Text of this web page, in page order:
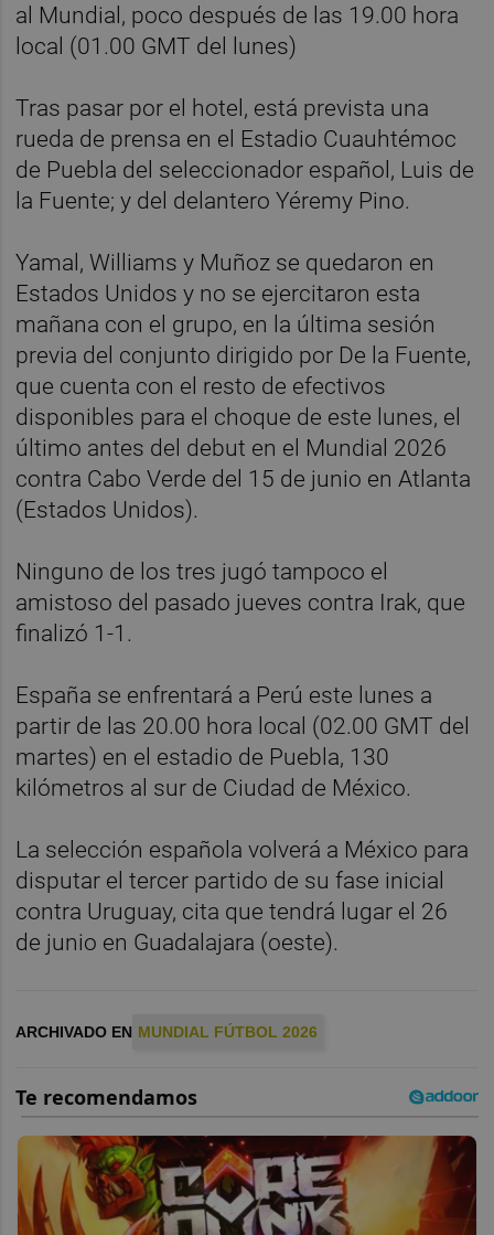
al Mundial, poco después de las 19.00 hora
local (01.00 GMT del lunes)
Tras pasar por el hotel, está prevista una
rueda de prensa en el Estadio Cuauhtémoc
de Puebla del seleccionador español, Luis de
la Fuente; y del delantero Yéremy Pino.
Yamal, Williams y Muñoz se quedaron en
Estados Unidos y no se ejercitaron esta
mañana con el grupo, en la última sesión
previa del conjunto dirigido por De la Fuente,
que cuenta con el resto de efectivos
disponibles para el choque de este lunes, el
último antes del debut en el Mundial 2026
contra Cabo Verde del 15 de junio en Atlanta
(Estados Unidos).
Ninguno de los tres jugó tampoco el
amistoso del pasado jueves contra Irak, que
finalizó 1-1.
España se enfrentará a Perú este lunes a
partir de las 20.00 hora local (02.00 GMT del
martes) en el estadio de Puebla, 130
kilómetros al sur de Ciudad de México.
La selección española volverá a México para
disputar el tercer partido de su fase inicial
contra Uruguay, cita que tendrá lugar el 26
de junio en Guadalajara (oeste).
ARCHIVADO EN MUNDIAL FÚTBOL 2026